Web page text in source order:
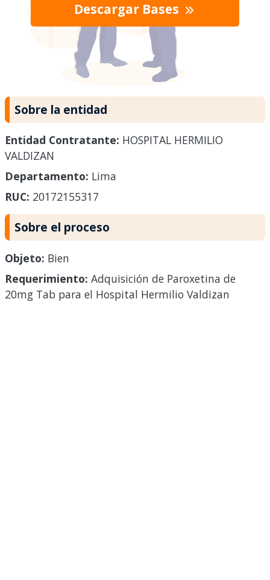
Descargar Bases
Sobre la entidad
Entidad Contratante: HOSPITAL HERMILIO
VALDIZAN
Departamento: Lima
RUC: 20172155317
Sobre el proceso
Objeto: Bien
Requerimiento: Adquisición de Paroxetina de
20mg Tab para el Hospital Hermilio Valdizan